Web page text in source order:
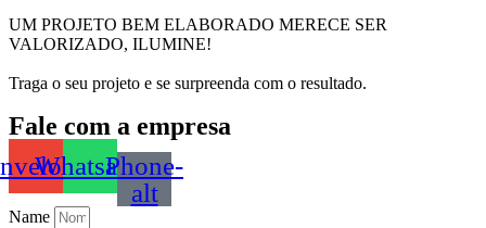
UM PROJETO BEM ELABORADO MERECE SER
VALORIZADO, ILUMINE!
Traga o seu projeto e se surpreenda com o resultado.
Fale com a empresa
WhatsappPhone-
alt
Name